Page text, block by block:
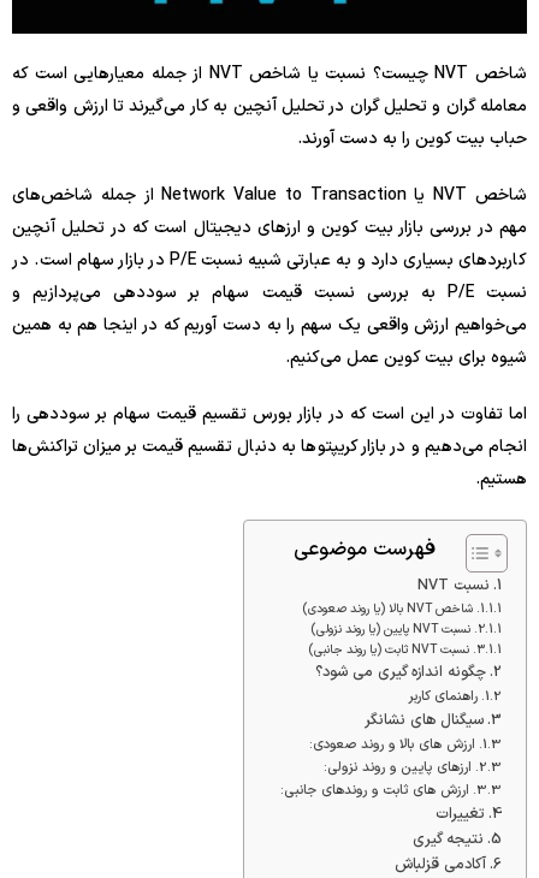
شاخص NVT چیست؟ نسبت یا شاخص NVT از جمله معیارهایی است که
معامله گران و تحلیل گران در تحلیل آنچین به کار می‌گیرند تا ارزش واقعی و
حباب بیت کوین را به دست آورند.
شاخص NVT یا Network Value to Transaction از جمله شاخص‌های
مهم در بررسی بازار بیت کوین و ارزهای دیجیتال است که در تحلیل آنچین
کاربردهای بسیاری دارد و به عبارتی شبیه نسبت P/E در بازار سهام است. در
نسبت P/E به بررسی نسبت قیمت سهام بر سوددهی می‌پردازیم و
می‌خواهیم ارزش واقعی یک سهم را به دست آوریم که در اینجا هم به همین
شیوه برای بیت کوین عمل می‌کنیم.
اما تفاوت در این است که در بازار بورس تقسیم قیمت سهام بر سوددهی را
انجام می‌دهیم و در بازار کریپتوها به دنبال تقسیم قیمت بر میزان تراکنش‌ها
هستیم.
فهرست موضوعی
نسبت NVT
شاخص NVT بالا (یا روند صعودی)
نسبت NVT پایین (یا روند نزولی)
نسبت NVT ثابت (یا روند جانبی)
چگونه اندازه گیری می شود؟
راهنمای کاربر
سیگنال های نشانگر
ارزش های بالا و روند صعودی:
ارزهای پایین و روند نزولی:
ارزش های ثابت و روندهای جانبی:
تغییرات
نتیجه گیری
آکادمی قزلباش